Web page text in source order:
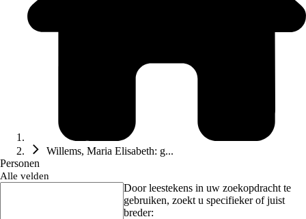
Willems, Maria Elisabeth: g...
Personen
Alle velden
Door leestekens in uw zoekopdracht te
gebruiken, zoekt u specifieker of juist
breder: